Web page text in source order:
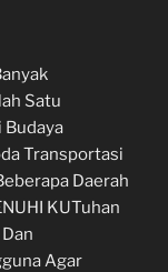
Satu
Budaya
Transportasi
Daerah
KUTuhan
Agar